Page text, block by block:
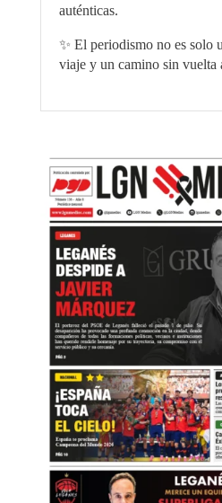
auténticas.
✨ El periodismo no es solo
viaje y un camino sin vuelta